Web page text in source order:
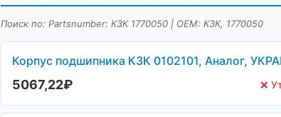
Поиск по: Partsnumber: КЗК 1770050 | OEM: КЗК, 1770050
Корпус подшипника КЗК 0102101, Аналог,
5067,22₽ ❌